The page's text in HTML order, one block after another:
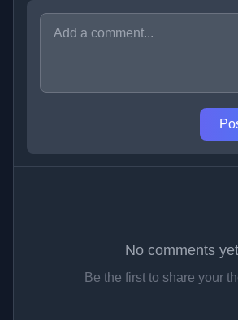
No comments yet
Be the first to share your